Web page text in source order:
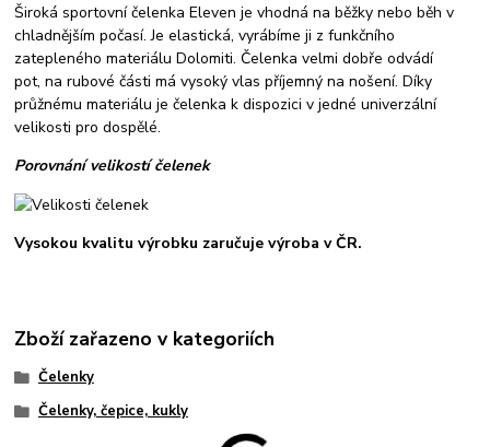
Široká sportovní čelenka Eleven je vhodná na běžky nebo běh v
chladnějším počasí. Je elastická, vyrábíme ji z funkčního
zatepleného materiálu Dolomiti. Čelenka velmi dobře odvádí
pot, na rubové části má vysoký vlas příjemný na nošení. Díky
průžnému materiálu je čelenka k dispozici v jedné univerzální
velikosti pro dospělé.
Porovnání velikostí čelenek
Vysokou kvalitu výrobku zaručuje výroba v ČR.
Zboží zařazeno v kategoriích
Čelenky
Čelenky, čepice, kukly